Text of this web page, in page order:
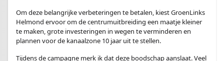
Om deze belangrijke verbeteringen te betalen, kiest GroenLinks
Helmond ervoor om de centrumuitbreiding een maatje kleiner
te maken, grote investeringen in wegen te verminderen en
plannen voor de kanaalzone 10 jaar uit te stellen.
Tijdens de campagne merk ik dat deze boodschap aanslaat. Veel